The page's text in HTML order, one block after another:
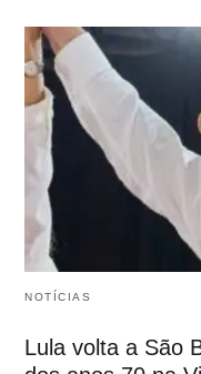
NOTÍCIAS
Lula volta a São